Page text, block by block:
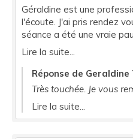
Géraldine est une
l'écoute. J'ai pris rendez
séance a été une vraie
quotidien. Une détente du
que Géraldine prend le
nous conseiller pour un
séance. Une très belle
Lire la suite...
Réponse de
Très touchée. Je vous
Lire la suite...